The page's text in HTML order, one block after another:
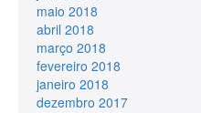
maio 2018
abril 2018
março 2018
fevereiro 2018
janeiro 2018
dezembro 2017